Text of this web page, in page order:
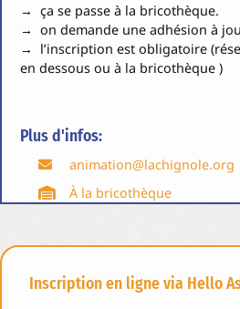
→ ça se passe à la bricothèque.
→ on demande une adhésion à
→ l’inscription est obligatoire
en dessous ou à la bricothèque )
Plus d'infos:
animation@lachignole.org
À la bricothèque
Inscription en ligne via Hello